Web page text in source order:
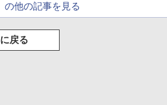
の他の記事を見る
戻る